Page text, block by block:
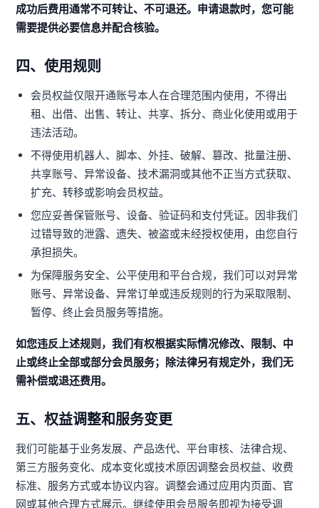
成功后费用通常不可转让、不可退还。申请退款时，您可能
需要提供必要信息并配合核验。
四、使用规则
会员权益仅限开通账号本人在合理范围内使用，不得出
租、出借、出售、转让、共享、拆分、商业化使用或用于
违法活动。
不得使用机器人、脚本、外挂、破解、篡改、批量注册、
共享账号、异常设备、技术漏洞或其他不正当方式获取、
扩充、转移或影响会员权益。
您应妥善保管账号、设备、验证码和支付凭证。因非我们
过错导致的泄露、遗失、被盗或未经授权使用，由您自行
承担损失。
为保障服务安全、公平使用和平台合规，我们可以对异常
账号、异常设备、异常订单或违反规则的行为采取限制、
暂停、终止会员服务等措施。
如您违反上述规则，我们有权根据实际情况修改、限制、中
止或终止全部或部分会员服务；除法律另有规定外，我们无
需补偿或退还费用。
五、权益调整和服务变更
我们可能基于业务发展、产品迭代、平台审核、法律合规、
第三方服务变化、成本变化或技术原因调整会员权益、收费
标准、服务方式或本协议内容。调整会通过应用内页面、官
网或其他合理方式展示。继续使用会员服务即视为接受调